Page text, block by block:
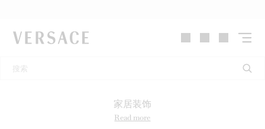
VERSACE | 主页
家居装饰
Read more